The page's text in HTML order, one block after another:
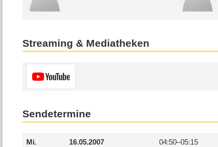
Streaming & Mediatheken
Sendetermine
Mi. 16.05.2007 04:50–05:15